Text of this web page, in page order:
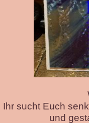
Ihr sucht Euch
und